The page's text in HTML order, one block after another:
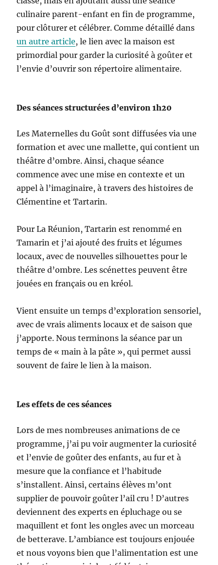
culinaire parent-enfant en fin de programme,
pour clôturer et célébrer. Comme détaillé dans
un autre article, le lien avec la maison est
primordial pour garder la curiosité à goûter et
l’envie d’ouvrir son répertoire alimentaire.
Des séances structurées d’environ 1h20
Les Maternelles du Goût sont diffusées via une
formation et avec une mallette, qui contient un
théâtre d’ombre. Ainsi, chaque séance
commence avec une mise en contexte et un
appel à l’imaginaire, à travers des histoires de
Clémentine et Tartarin.
Pour La Réunion, Tartarin est renommé en
Tamarin et j’ai ajouté des fruits et légumes
locaux, avec de nouvelles silhouettes pour le
théâtre d’ombre. Les scénettes peuvent être
jouées en français ou en kréol.
Vient ensuite un temps d’exploration sensoriel,
avec de vrais aliments locaux et de saison que
j’apporte. Nous terminons la séance par un
temps de « main à la pâte », qui permet aussi
souvent de faire le lien à la maison.
Les effets de ces séances
Lors de mes nombreuses animations de ce
programme, j’ai pu voir augmenter la curiosité
et l’envie de goûter des enfants, au fur et à
mesure que la confiance et l’habitude
s’installent. Ainsi, certains élèves m’ont
supplier de pouvoir goûter l’ail cru ! D’autres
deviennent des experts en épluchage ou se
maquillent et font les ongles avec un morceau
de betterave. L’ambiance est toujours enjouée
et nous voyons bien que l’alimentation est une